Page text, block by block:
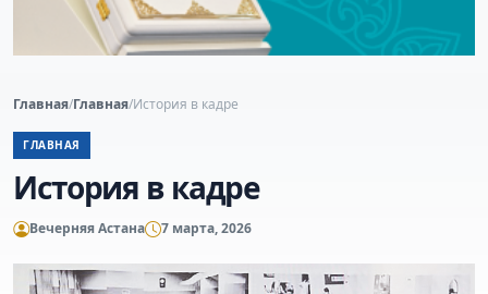
Главная/Главная/История в кадре
ГЛАВНАЯ
История в кадре
Вечерняя Астана 7 марта, 2026